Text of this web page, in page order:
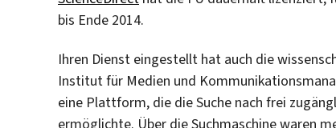
bis Ende 2014.
Ihren Dienst eingestellt hat auch die
Institut für Medien und
eine Plattform, die die Suche nach frei
ermöglichte. Über die Suchmaschine waren